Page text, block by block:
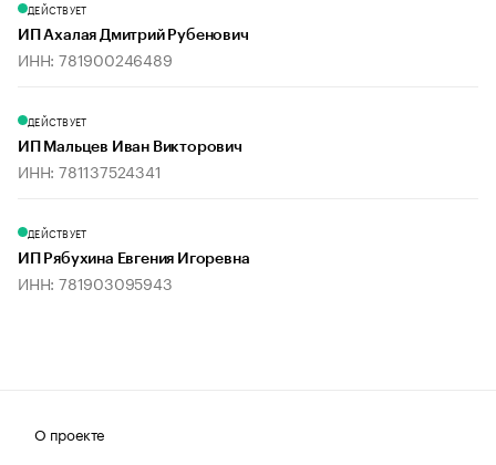
ДЕЙСТВУЕТ
ИП Ахалая Дмитрий Рубенович
ИНН: 781900246489
ДЕЙСТВУЕТ
ИП Мальцев Иван Викторович
ИНН: 781137524341
ДЕЙСТВУЕТ
ИП Рябухина Евгения Игоревна
ИНН: 781903095943
О проекте